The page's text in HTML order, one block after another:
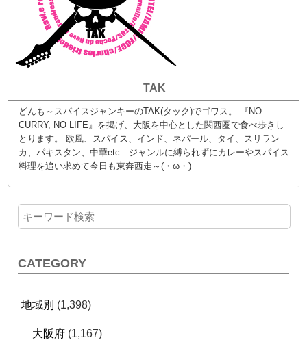
TAK
どんも～スパイスジャンキーのTAK(タック)でゴワス。 『NO
CURRY, NO LIFE』を掲げ、大阪を中心とした関西圏で食べ歩きし
とります。 欧風、スパイス、インド、ネパール、タイ、スリラン
カ、パキスタン、中華etc…ジャンルに縛られずにカレーやスパイス
料理を追い求めて今日も東奔西走～(・ω・)
CATEGORY
地域別 (1,398)
大阪府 (1,167)